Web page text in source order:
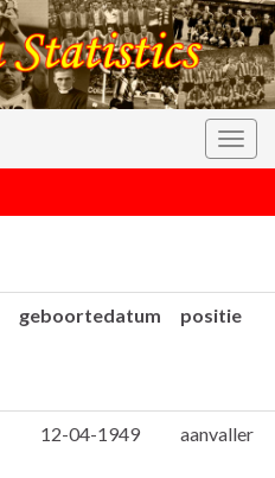
geboortedatum positie
12-04-1949 aanvaller